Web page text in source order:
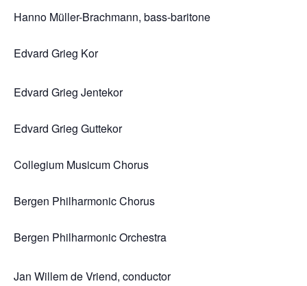
Hanno Müller-Brachmann, bass-baritone
Edvard Grieg Kor
Edvard Grieg Jentekor
Edvard Grieg Guttekor
Collegium Musicum Chorus
Bergen Philharmonic Chorus
Bergen Philharmonic Orchestra
Jan Willem de Vriend, conductor